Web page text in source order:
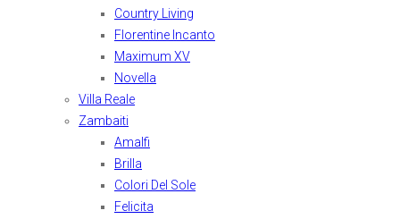
Country Living
Florentine Incanto
Maximum XV
Novella
Villa Reale
Zambaiti
Amalfi
Brilla
Colori Del Sole
Felicita